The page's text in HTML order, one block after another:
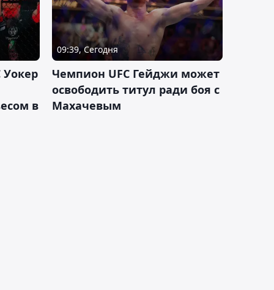
Уокер
в
09:39, Сегодня
Чемпион UFC Гейджи может
освободить титул ради боя с
Махачевым